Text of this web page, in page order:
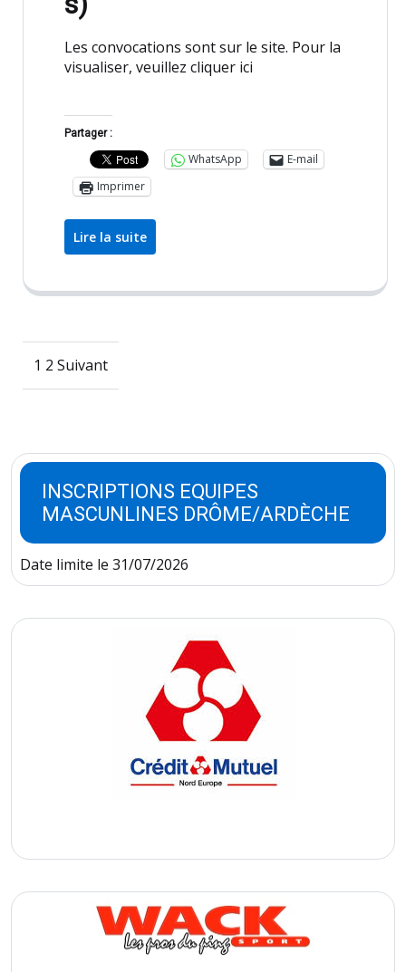
Les convocations sont sur le site. Pour la
visualiser, veuillez cliquer ici
Partager :
WhatsApp
E-mail
Imprimer
Lire la suite
Pagination
des
1 2 Suivant
INSCRIPTIONS EQUIPES
MASCUNLINES DRÔME/ARDÈCHE
Date limite le 31/07/2026